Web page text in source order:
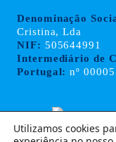
Denominação
Cristina, Lda
NIF: 505644991
Intermediário de
Portugal: nº
Utilizamos cookies